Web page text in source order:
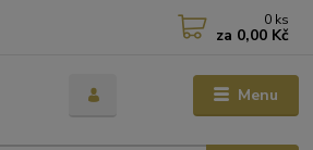
Menu
0 ks
za 0,00 Kč